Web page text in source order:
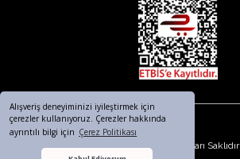
Alışveriş deneyiminizi iyileştirmek için
çerezler kullanıyoruz. Çerezler hakkında
ayrıntılı bilgi için Çerez Politikası
© 2023. Tüm Hakları Saklıdır